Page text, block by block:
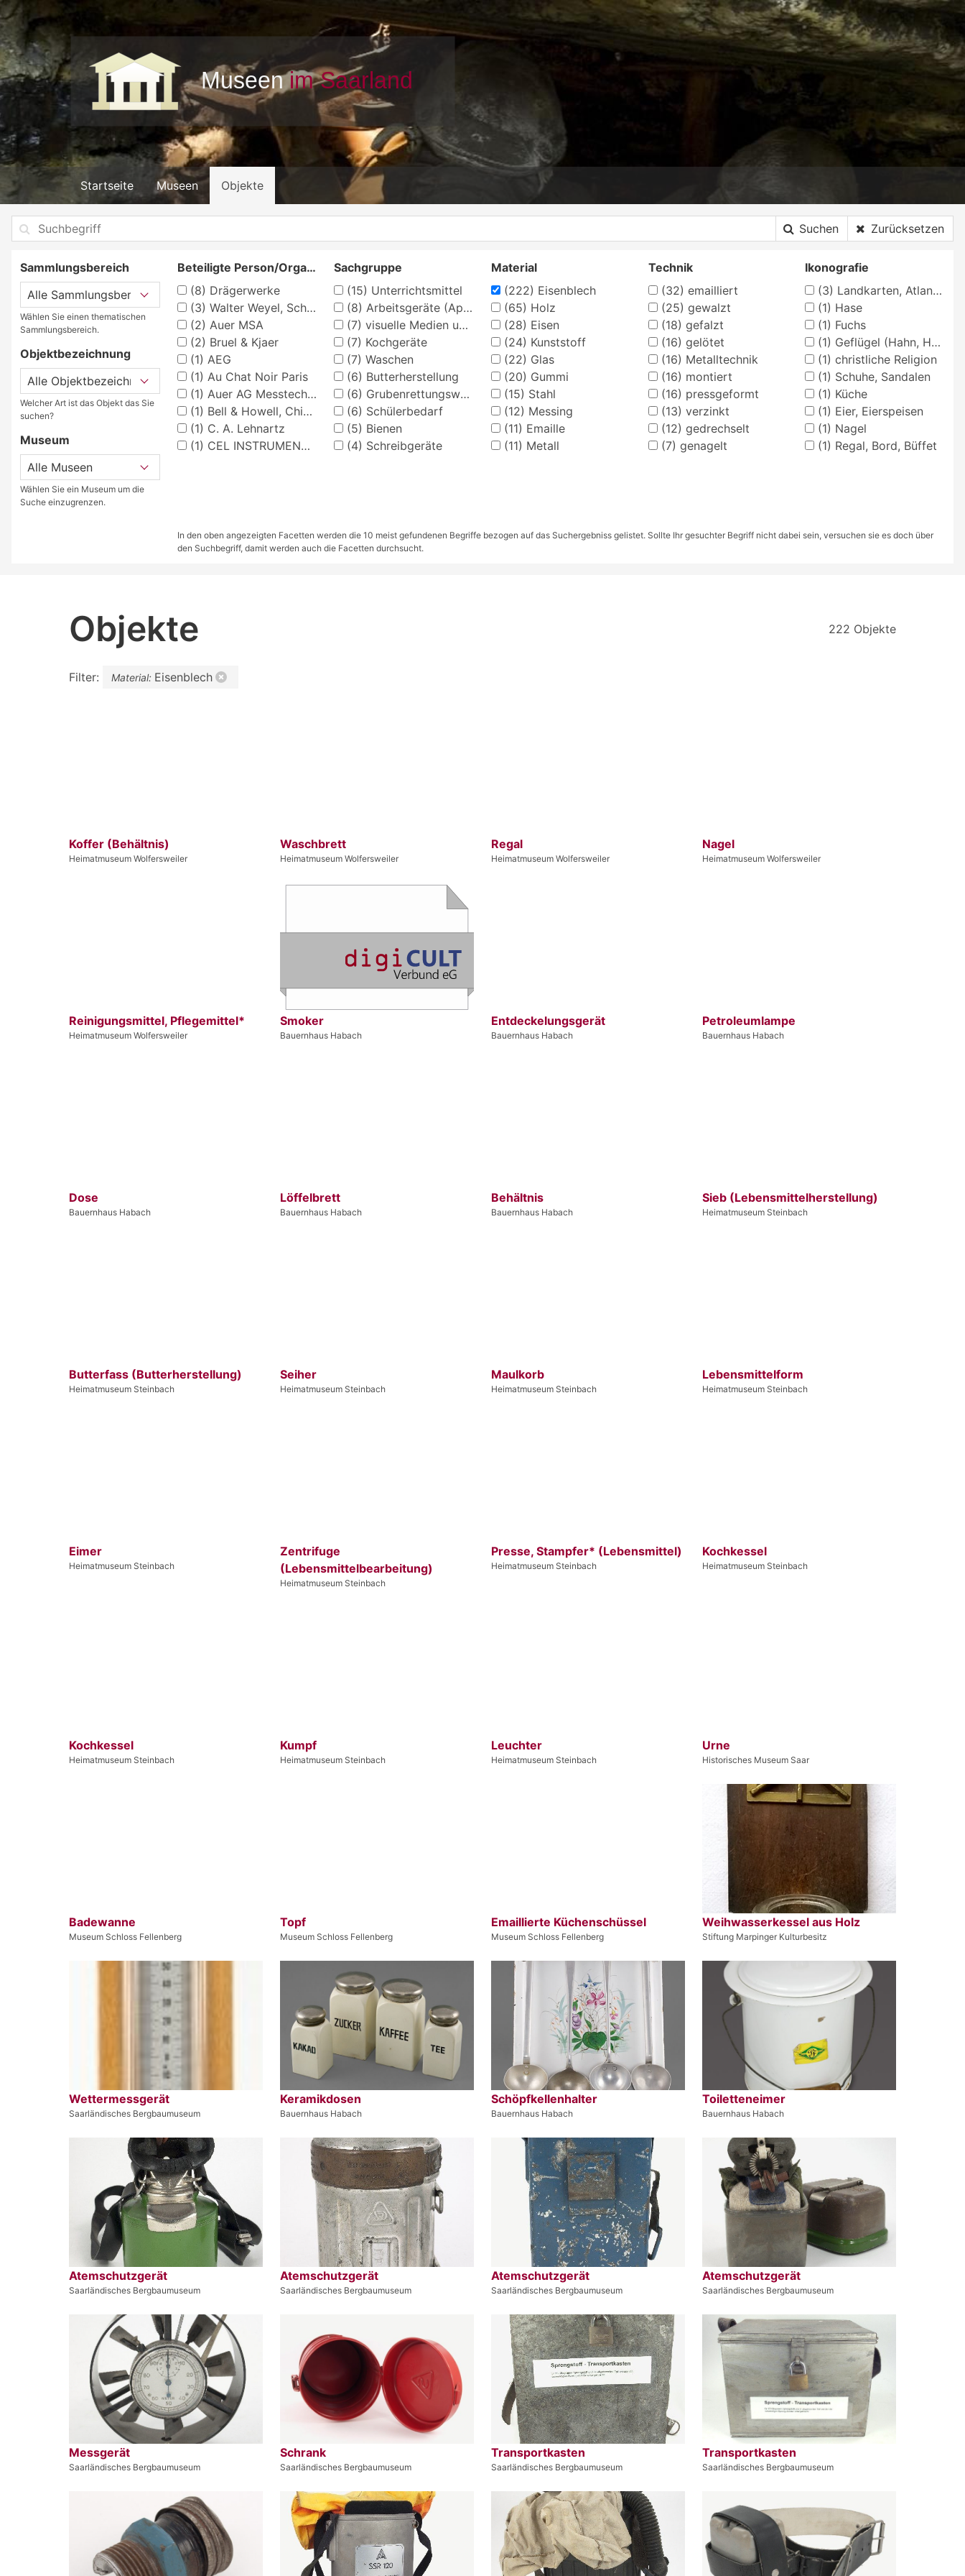
Startseite Museen Objekte
Suchen Zurücksetzen
Sammlungsbereich
Wählen Sie einen thematischen
Sammlungsbereich.
Objektbezeichnung
Welcher Art ist das Objekt das Sie
suchen?
Museum
Wählen Sie ein Museum um die
Suche einzugrenzen.
Beteiligte Person/Organisation
(8) Drägerwerke
(3) Walter Weyel, Schulwandtafelfabrik, Haiger
(2) Auer MSA
(2) Bruel & Kjaer
(1) AEG
(1) Au Chat Noir Paris
(1) Auer AG Messtechnik
(1) Bell & Howell, Chicago, USA
(1) C. A. Lehnartz
(1) CEL INSTRUMENTS LTD
Sachgruppe
(15) Unterrichtsmittel
(8) Arbeitsgeräte (Apotheke)
(7) visuelle Medien und Zubehör
(7) Kochgeräte
(7) Waschen
(6) Butterherstellung
(6) Grubenrettungswesen
(6) Schülerbedarf
(5) Bienen
(4) Schreibgeräte
Material
(222) Eisenblech
(65) Holz
(28) Eisen
(24) Kunststoff
(22) Glas
(20) Gummi
(15) Stahl
(12) Messing
(11) Emaille
(11) Metall
Technik
(32) emailliert
(25) gewalzt
(18) gefalzt
(16) gelötet
(16) Metalltechnik
(16) montiert
(16) pressgeformt
(13) verzinkt
(12) gedrechselt
(7) genagelt
Ikonografie
(3) Landkarten, Atlanten
(1) Hase
(1) Fuchs
(1) Geflügel (Hahn, Henne, Huhn etc.)
(1) christliche Religion
(1) Schuhe, Sandalen
(1) Küche
(1) Eier, Eierspeisen
(1) Nagel
(1) Regal, Bord, Büffet
In den oben angezeigten Facetten werden die 10 meist gefundenen Begriffe bezogen auf das Suchergebniss gelistet. Sollte Ihr gesuchter Begriff nicht dabei sein, versuchen sie es doch über
den Suchbegriff, damit werden auch die Facetten durchsucht.
Objekte 222 Objekte
Filter: Material: Eisenblech
Koffer (Behältnis)
Heimatmuseum Wolfersweiler
Waschbrett
Heimatmuseum Wolfersweiler
Regal
Heimatmuseum Wolfersweiler
Nagel
Heimatmuseum Wolfersweiler
Reinigungsmittel, Pflegemittel*
Heimatmuseum Wolfersweiler
Smoker
Bauernhaus Habach
Entdeckelungsgerät
Bauernhaus Habach
Petroleumlampe
Bauernhaus Habach
Dose
Bauernhaus Habach
Löffelbrett
Bauernhaus Habach
Behältnis
Bauernhaus Habach
Sieb (Lebensmittelherstellung)
Heimatmuseum Steinbach
Butterfass (Butterherstellung)
Heimatmuseum Steinbach
Seiher
Heimatmuseum Steinbach
Maulkorb
Heimatmuseum Steinbach
Lebensmittelform
Heimatmuseum Steinbach
Eimer
Heimatmuseum Steinbach
Zentrifuge
(Lebensmittelbearbeitung)
Heimatmuseum Steinbach
Presse, Stampfer* (Lebensmittel)
Heimatmuseum Steinbach
Kochkessel
Heimatmuseum Steinbach
Kochkessel
Heimatmuseum Steinbach
Kumpf
Heimatmuseum Steinbach
Leuchter
Heimatmuseum Steinbach
Urne
Historisches Museum Saar
Badewanne
Museum Schloss Fellenberg
Topf
Museum Schloss Fellenberg
Emaillierte Küchenschüssel
Museum Schloss Fellenberg
Weihwasserkessel aus Holz
Stiftung Marpinger Kulturbesitz
Wettermessgerät
Saarländisches Bergbaumuseum
Keramikdosen
Bauernhaus Habach
Schöpfkellenhalter
Bauernhaus Habach
Toiletteneimer
Bauernhaus Habach
Atemschutzgerät
Saarländisches Bergbaumuseum
Atemschutzgerät
Saarländisches Bergbaumuseum
Atemschutzgerät
Saarländisches Bergbaumuseum
Atemschutzgerät
Saarländisches Bergbaumuseum
Messgerät
Saarländisches Bergbaumuseum
Schrank
Saarländisches Bergbaumuseum
Transportkasten
Saarländisches Bergbaumuseum
Transportkasten
Saarländisches Bergbaumuseum